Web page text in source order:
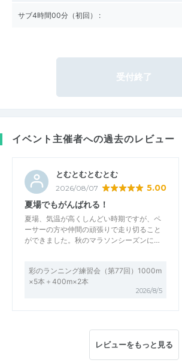
サブ4時間00分（初回） :
受付終了
イベント主催者への過去のレビュー
とむとむとむとむ
2026/08/07 5.00
夏場でもがんばれる！
夏場、気温が高くしんどい時期ですが、ペ
ーサーの方や仲間の頑張りで走り切ること
ができました。秋のマラソンシーズンに…
彩のランニング練習会（第77回）1000m
×5本＋400m×2本
2026/8/5
レビューをもっと見る